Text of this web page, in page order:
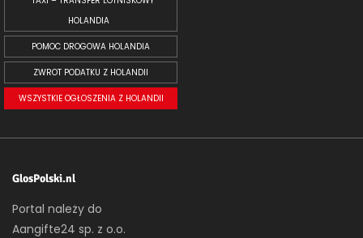
HOLANDIA
POMOC DROGOWA HOLANDIA
ZWROT PODATKU Z HOLANDII
WSZYSTKIE OGŁOSZENIA Z HOLANDII
GlosPolski.nl
Portal należy do
Aangifte24 sp. z o.o.